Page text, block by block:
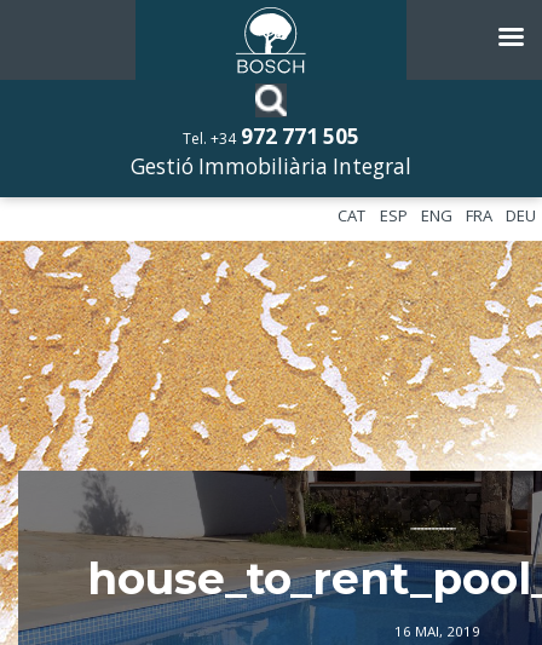
Tel. +34 972 771 505
Gestió Immobiliària Integral
DEU
FRA
ENG
ESP
CAT
––––––––––––
16 MAI, 2019